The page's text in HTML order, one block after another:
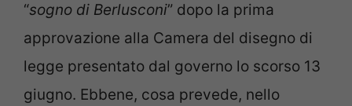
“sogno di Berlusconi” dopo la prima
approvazione alla Camera del disegno di
legge presentato dal governo lo scorso 13
giugno. Ebbene, cosa prevede, nello